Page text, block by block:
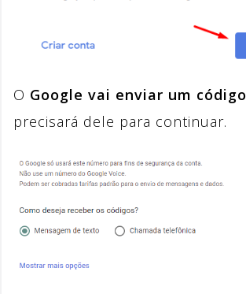
O Google vai enviar um código
precisará dele para continuar.